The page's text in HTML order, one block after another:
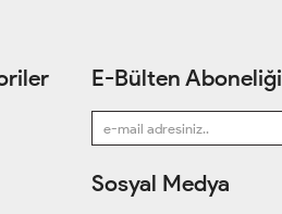
E-Bülten Aboneliği
Sosyal Medya